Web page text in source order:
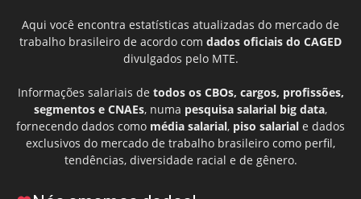
Aqui você encontra estatísticas atualizadas do mercado de
trabalho brasileiro de acordo com dados oficiais do CAGED
divulgados pelo MTE.
Informações salariais de todos os CBOs, cargos, profissões,
segmentos e CNAEs, numa pesquisa salarial big data,
fornecendo dados como média salarial, piso salarial e dados
exclusivos do mercado de trabalho brasileiro como perfil,
tendências, diversidade racial e de gênero.